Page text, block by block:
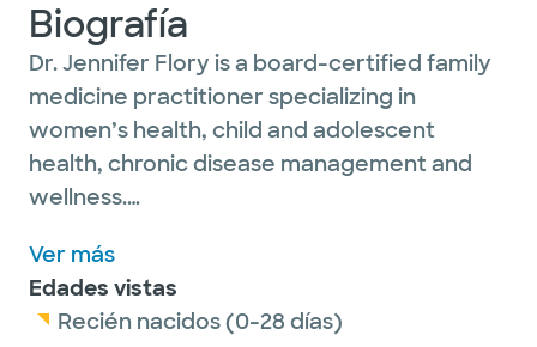
Biografía
Dr. Jennifer Flory is a board-certified family
medicine practitioner specializing in
women’s health, child and adolescent
health, chronic disease management and
wellness.
Family medicine is Dr. Flory’s passion. She
loves people and loves teaching. Her motto
is, “If you love what you do, you never work a
Ver más
Edades vistas
Recién nacidos (0-28 días)